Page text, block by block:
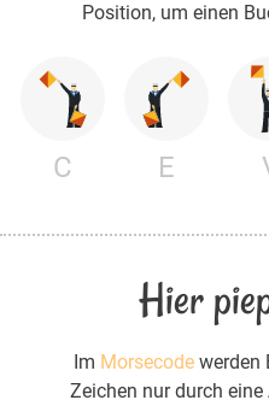
Position, um einen
C E
Hier
Im Morsecodewerden
Zeichen nur durch